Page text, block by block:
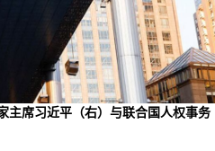
主席习近平（右）与联合国人权事务